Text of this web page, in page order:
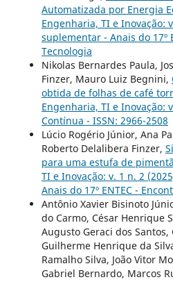
Automatizada por Energia
Engenharia, TI e Inovação:
suplementar - Anais do 17º
Tecnologia
Nikolas Bernardes Paula,
Finzer, Mauro Luiz Begnini,
obtida de folhas de café
Engenharia, TI e Inovação:
Contínua - ISSN: 2966-2508
Lúcio Rogério Júnior, Ana
Roberto Delalibera Finzer,
para uma estufa de
TI e Inovação: v. 1 n. 2
Anais do 17º ENTEC -
Antônio Xavier Bisinoto
do Carmo, César Henrique
Augusto Geraci dos
Guilherme Henrique da
Ramalho Silva, João Vitor
Gabriel Bernardo, Marcos